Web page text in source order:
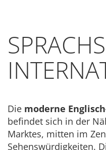
Die moderne
befindet sich in der
Marktes, mitten im
Sehenswürdigkeiten.